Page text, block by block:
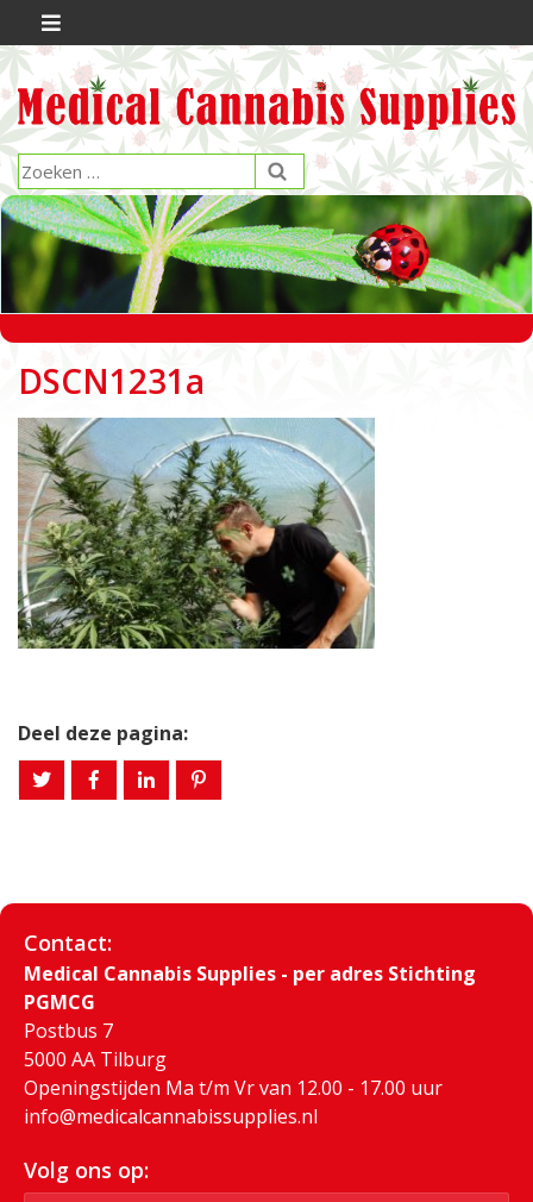
DSCN1231a
Deel deze pagina:
Contact:
Medical Cannabis Supplies - per adres Stichting
PGMCG
Postbus 7
5000 AA Tilburg
Openingstijden Ma t/m Vr van 12.00 - 17.00 uur
info@medicalcannabissupplies.nl
Volg ons op: